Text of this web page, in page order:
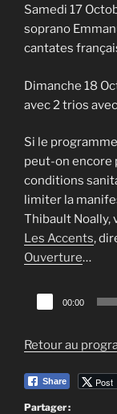
Samedi 17
soprano
cantates
Dimanche 18
avec 2 trios
Si le
peut-on encore
conditions
limiter la
Thibault Noally,
Les Accents,
Ouverture…
Lecteur
audio
00:00
Retour au
Share Post
Partager :